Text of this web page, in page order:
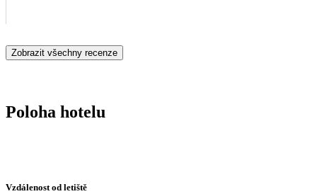
Zobrazit všechny recenze
Poloha hotelu
Vzdálenost od letiště